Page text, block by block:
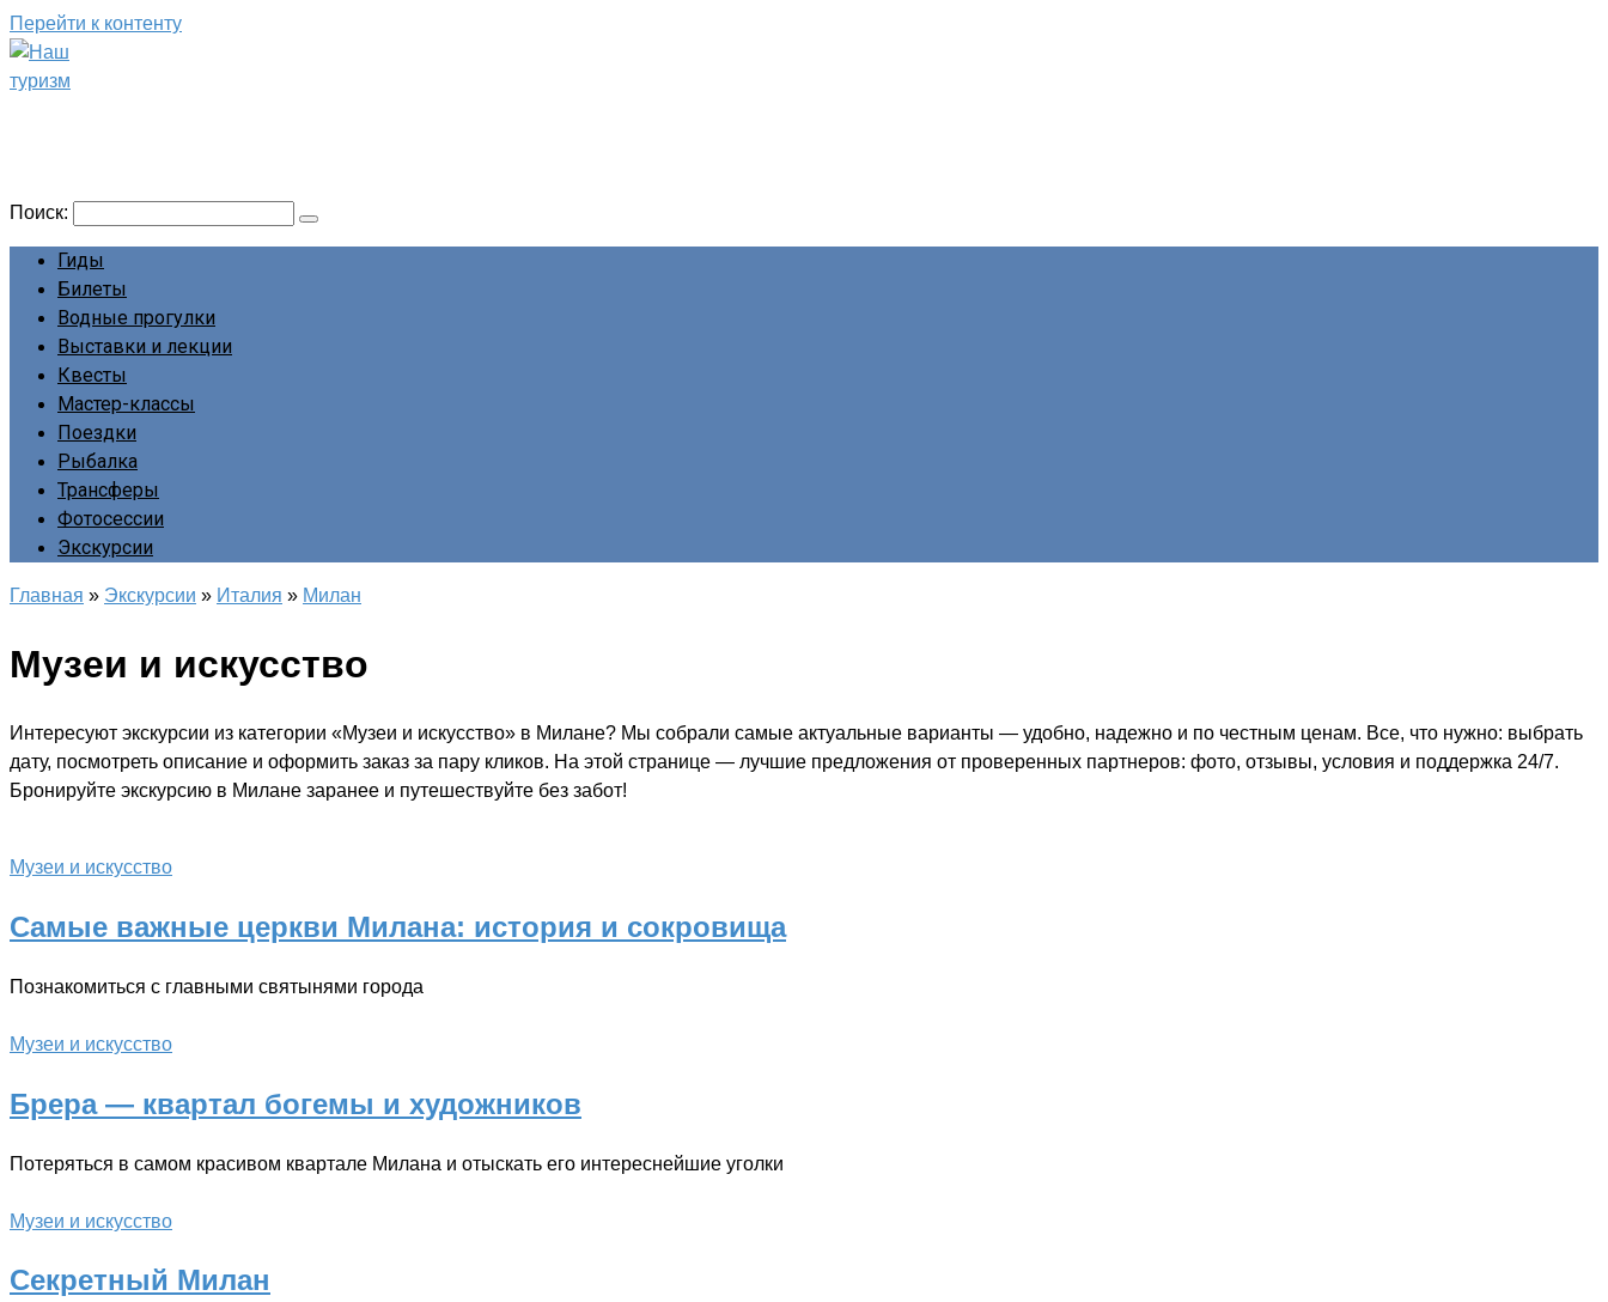
Перейти к контенту
Поиск:
Гиды
Билеты
Водные прогулки
Выставки и лекции
Квесты
Мастер-классы
Поездки
Рыбалка
Трансферы
Фотосессии
Экскурсии
Главная » Экскурсии » Италия » Милан
Музеи и искусство
Интересуют экскурсии из категории «Музеи и искусство» в Милане? Мы собрали самые актуальные варианты — удобно, надежно и по честным ценам. Все, что нужно: выбрать
дату, посмотреть описание и оформить заказ за пару кликов. На этой странице — лучшие предложения от проверенных партнеров: фото, отзывы, условия и поддержка 24/7.
Бронируйте экскурсию в Милане заранее и путешествуйте без забот!
Музеи и искусство
Самые важные церкви Милана: история и сокровища
Познакомиться с главными святынями города
Музеи и искусство
Брера — квартал богемы и художников
Потеряться в самом красивом квартале Милана и отыскать его интереснейшие уголки
Музеи и искусство
Секретный Милан